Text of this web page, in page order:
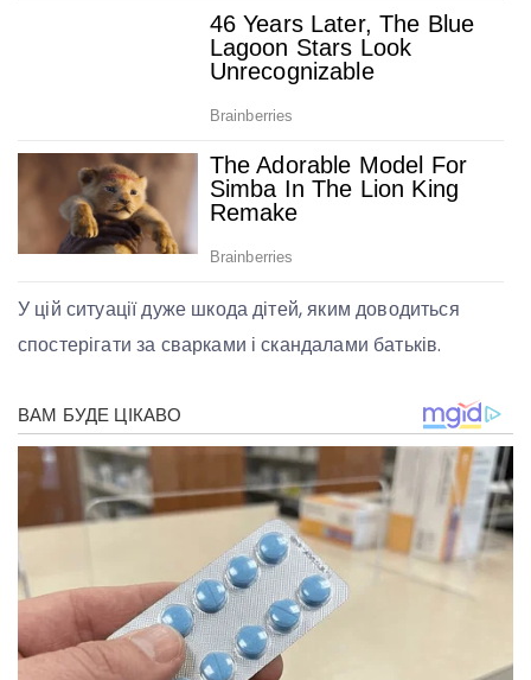
У цій ситуації дуже шкода дітей, яким доводиться
спостерігати за сварками і скандалами батьків.